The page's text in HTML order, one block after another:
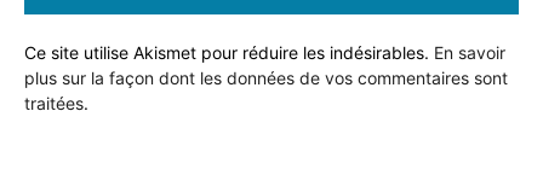
Ce site utilise Akismet pour réduire les indésirables. En savoir
plus sur la façon dont les données de vos commentaires sont
traitées.